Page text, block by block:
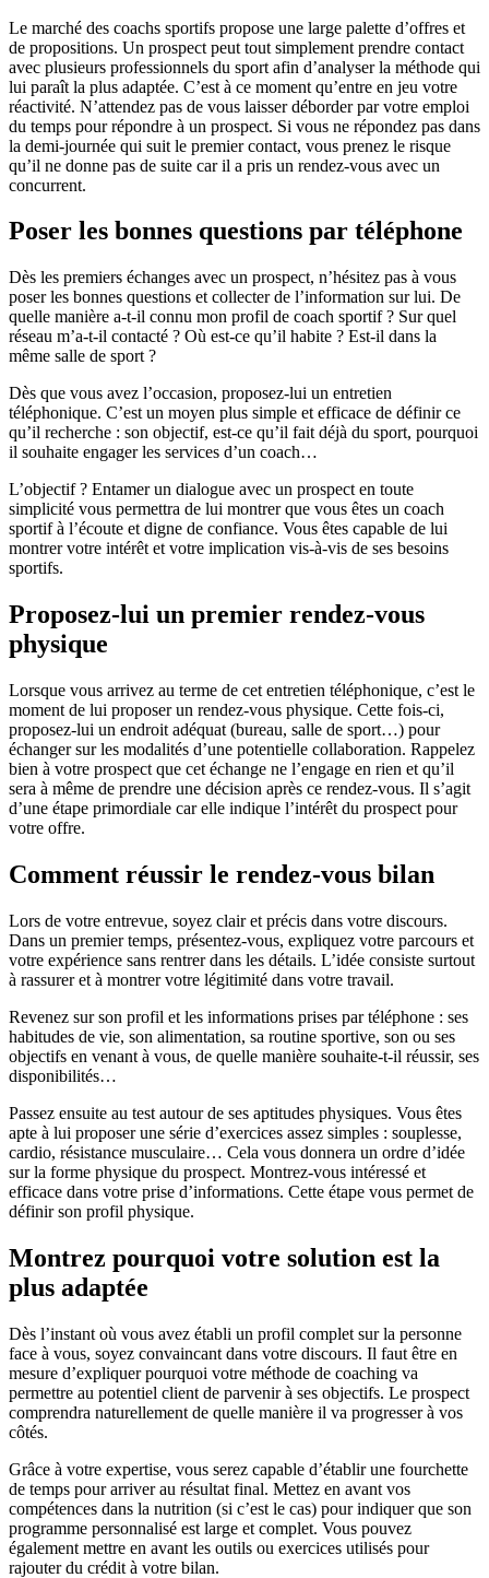
Le marché des coachs sportifs propose une large palette d’offres et
de propositions. Un prospect peut tout simplement prendre contact
avec plusieurs professionnels du sport afin d’analyser la méthode qui
lui paraît la plus adaptée. C’est à ce moment qu’entre en jeu votre
réactivité. N’attendez pas de vous laisser déborder par votre emploi
du temps pour répondre à un prospect. Si vous ne répondez pas dans
la demi-journée qui suit le premier contact, vous prenez le risque
qu’il ne donne pas de suite car il a pris un rendez-vous avec un
concurrent.
Poser les bonnes questions par téléphone
Dès les premiers échanges avec un prospect, n’hésitez pas à vous
poser les bonnes questions et collecter de l’information sur lui. De
quelle manière a-t-il connu mon profil de coach sportif ? Sur quel
réseau m’a-t-il contacté ? Où est-ce qu’il habite ? Est-il dans la
même salle de sport ?
Dès que vous avez l’occasion, proposez-lui un entretien
téléphonique. C’est un moyen plus simple et efficace de définir ce
qu’il recherche : son objectif, est-ce qu’il fait déjà du sport, pourquoi
il souhaite engager les services d’un coach…
L’objectif ? Entamer un dialogue avec un prospect en toute
simplicité vous permettra de lui montrer que vous êtes un coach
sportif à l’écoute et digne de confiance. Vous êtes capable de lui
montrer votre intérêt et votre implication vis-à-vis de ses besoins
sportifs.
Proposez-lui un premier rendez-vous
physique
Lorsque vous arrivez au terme de cet entretien téléphonique, c’est le
moment de lui proposer un rendez-vous physique. Cette fois-ci,
proposez-lui un endroit adéquat (bureau, salle de sport…) pour
échanger sur les modalités d’une potentielle collaboration. Rappelez
bien à votre prospect que cet échange ne l’engage en rien et qu’il
sera à même de prendre une décision après ce rendez-vous. Il s’agit
d’une étape primordiale car elle indique l’intérêt du prospect pour
votre offre.
Comment réussir le rendez-vous bilan
Lors de votre entrevue, soyez clair et précis dans votre discours.
Dans un premier temps, présentez-vous, expliquez votre parcours et
votre expérience sans rentrer dans les détails. L’idée consiste surtout
à rassurer et à montrer votre légitimité dans votre travail.
Revenez sur son profil et les informations prises par téléphone : ses
habitudes de vie, son alimentation, sa routine sportive, son ou ses
objectifs en venant à vous, de quelle manière souhaite-t-il réussir, ses
disponibilités…
Passez ensuite au test autour de ses aptitudes physiques. Vous êtes
apte à lui proposer une série d’exercices assez simples : souplesse,
cardio, résistance musculaire… Cela vous donnera un ordre d’idée
sur la forme physique du prospect. Montrez-vous intéressé et
efficace dans votre prise d’informations. Cette étape vous permet de
définir son profil physique.
Montrez pourquoi votre solution est la
plus adaptée
Dès l’instant où vous avez établi un profil complet sur la personne
face à vous, soyez convaincant dans votre discours. Il faut être en
mesure d’expliquer pourquoi votre méthode de coaching va
permettre au potentiel client de parvenir à ses objectifs. Le prospect
comprendra naturellement de quelle manière il va progresser à vos
côtés.
Grâce à votre expertise, vous serez capable d’établir une fourchette
de temps pour arriver au résultat final. Mettez en avant vos
compétences dans la nutrition (si c’est le cas) pour indiquer que son
programme personnalisé est large et complet. Vous pouvez
également mettre en avant les outils ou exercices utilisés pour
rajouter du crédit à votre bilan.